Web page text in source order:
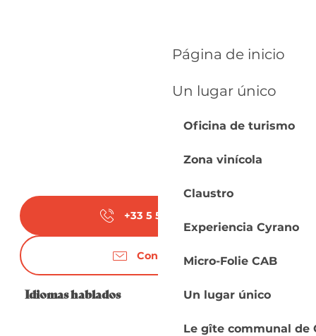
Página de inicio
Un lugar único
Oficina de turismo
Zona vinícola
Claustro
Experiencia Cyrano
Micro-Folie CAB
Un lugar único
Le gîte communal de
+33 5 53 24 23
Contáctenos
Idiomas hablados
Idiomas hablados